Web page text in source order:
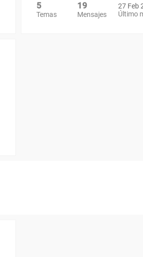
5
Temas
19
Mensajes
27 Feb
Último